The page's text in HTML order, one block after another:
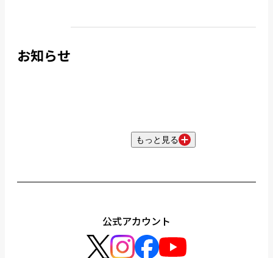
お知らせ
もっと見る
公式アカウント